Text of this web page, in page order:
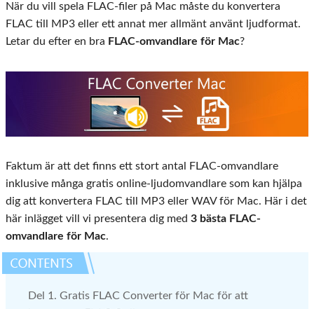
När du vill spela FLAC-filer på Mac måste du konvertera
FLAC till MP3 eller ett annat mer allmänt använt ljudformat.
Letar du efter en bra FLAC-omvandlare för Mac?
Faktum är att det finns ett stort antal FLAC-omvandlare
inklusive många gratis online-ljudomvandlare som kan hjälpa
dig att konvertera FLAC till MP3 eller WAV för Mac. Här i det
här inlägget vill vi presentera dig med 3 bästa FLAC-
omvandlare för Mac.
Del 1. Gratis FLAC Converter för Mac för att